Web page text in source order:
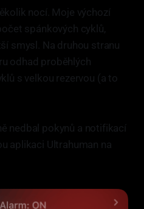
nocí. Moje výchozí
spánkových cyklů,
smysl. Na druhou stranu
odhad proběhlých
s velkou rezervou (a to
nedbal pokynů a notifikací
aplikaci Ultrahuman na